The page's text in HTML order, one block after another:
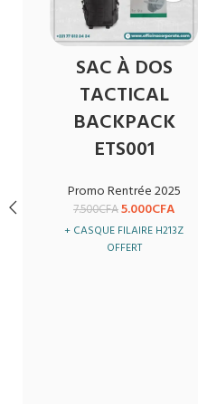
SAC À DOS
TACTICAL
BACKPACK
ETS001
Promo Rentrée 2025
7.500CFA5.000CFA
+ CASQUE FILAIRE H213Z
OFFERT